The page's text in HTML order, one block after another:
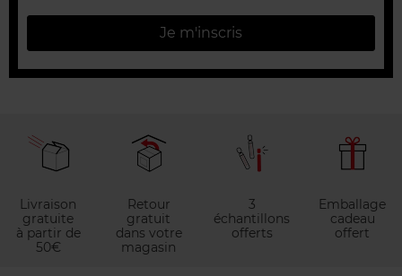
Je m'inscris
Livraison
gratuite
à partir de
50€
Retour
gratuit
dans votre
magasin
3
échantillons
offerts
Emballage
cadeau
offert